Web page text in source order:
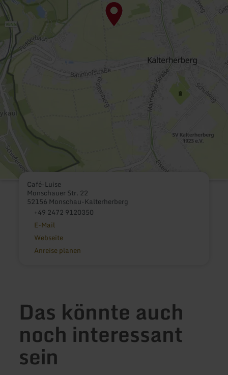
Café-Luise
Monschauer Str. 22
52156 Monschau-Kalterherberg
+49 2472 9120350
E-Mail
Webseite
Anreise planen
Das könnte auch
noch interessant
sein